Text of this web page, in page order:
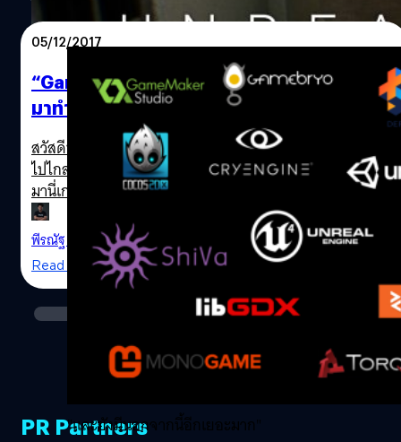
เสียสตางค์สักแดงเดียว (ก็แหงสิ เก็บเงินเดี๋ยวโดน Konami
ฟ้องหรอก) https://www.youtube.com/watch?
v=5rzYuotjec4 เกมนี้ถูกสร้างจาก Unreal Engine 4 แต่อย่า
เพิ่งตกใจว่าจะใช้สเปคสูงเกินไป เพราะใช้สเปคชั้นต่ำดังนี้
CPU: i3-7100U 7th Generation พร้อมชิปเซ็ต Intel HD 620
GPU: ออนบอร์ด (แต่การ์ดจอออนบอร์ดคงเล่นกับ VR ไม่ไหว
นะ) RAM:…
"และยังมีนอกจากนี้อีกเยอะมาก"
05/12/2017
“Game Engine” คืออะไรและมันทำหน้าที่ยังไง
มาทำความรู้จักกัน
สวัสดีท่านผู้อ่านทุกคนครับ ยุคนี้วงการเกมนั้นได้ก้าวกระโดด
ไปไกลมาก และเทคโนโลยีเองก็ตามกันไปเช่นกัน ระยะหลังๆ
มานี่เกมเมอร์ชาว PC ส่วนมากจะพากันบ่นเรื่องสเป็ค
คอมพิวเตอร์ที่ตกยุคกันไวมากๆ เรียกได้ว่าชื้อมาแปปเดียวก็
ตกรุ่นแล้ว และยิ่งในเกมใหม่ล่าสุดอย่าง "PUBG" ที่ทำเอาเกม
เมอร์หลายคนที่ยังใช้คอมพิวเตอร์สเปคเก่าๆกว่า 4-5 ปี ได้พา
กันอัพเกรดเครื่องให้เยอะมากเลยทีเดียว ในช่วงระยะหลังๆ มา
นี่นับตั้งแต่ปี 2009 เป็นต้นมาเราจะได้เห็นการพัฒนาของวิดิโอ
เกมในทุกๆด้าน ไม่ว่าจะเป็นเรื่องของกราฟิกที่สมจริงมากยิ่ง
ขึ้น ระบบการเล่นที่พัฒนาขึ้นมาทำให้สร้างความแตกต่างใน
เกมหลายๆรูปแบบได้มากยิ่งขึ้น รวมไปถึงระบบเสียง และอนิเม
ชั่นตัวละครที่ทำมาได้สมจริงตามยุคสมัย นับว่าเป็นเรื่องดี
สำหรับเกมเมอร์มากๆครับ Game Engine คืออะไร Game
Engine หรือ "Engine" คืออะไร พูดให้เข้าใจง่ายๆมันก็คือ
พีรณัฐ พระสว่าง| 3170 days ago
Read More
PR Partners